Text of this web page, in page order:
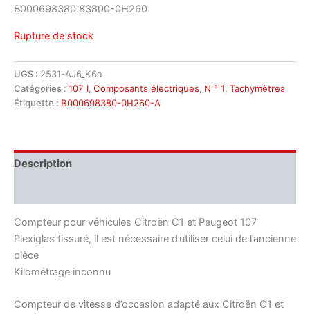
B000698380 83800-0H260
Rupture de stock
UGS : 2531-AJ6_K6a
Catégories : 107 I, Composants électriques, N ° 1, Tachymètres
Étiquette : B000698380-0H260-A
Description
Compteur pour véhicules Citroën C1 et Peugeot 107
Plexiglas fissuré, il est nécessaire d’utiliser celui de l’ancienne
pièce
Kilométrage inconnu
Compteur de vitesse d’occasion adapté aux Citroën C1 et